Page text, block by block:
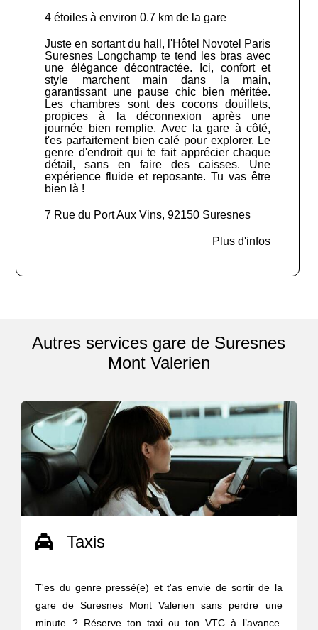
4 étoiles à environ 0.7 km de la gare
Juste en sortant du hall, l'Hôtel Novotel Paris
Suresnes Longchamp te tend les bras avec
une élégance décontractée. Ici, confort et
style marchent main dans la main,
garantissant une pause chic bien méritée.
Les chambres sont des cocons douillets,
propices à la déconnexion après une
journée bien remplie. Avec la gare à côté,
t'es parfaitement bien calé pour explorer. Le
genre d'endroit qui te fait apprécier chaque
détail, sans en faire des caisses. Une
expérience fluide et reposante. Tu vas être
bien là !
7 Rue du Port Aux Vins, 92150 Suresnes
Plus d'infos
Autres services gare de Suresnes
Mont Valerien
Taxis
T'es du genre pressé(e) et t'as envie de sortir de la
gare de Suresnes Mont Valerien sans perdre une
minute ? Réserve ton taxi ou ton VTC à l’avance.